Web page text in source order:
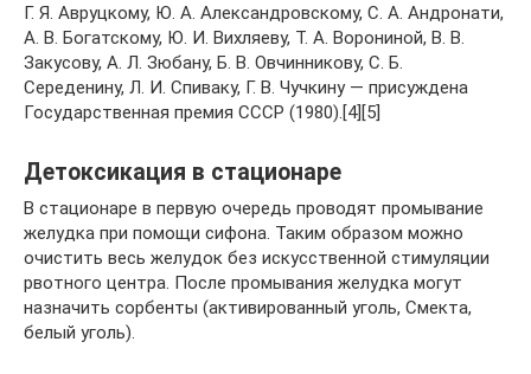
Г. Я. Авруцкому, Ю. А. Александровскому, С. А. Андронати,
А. В. Богатскому, Ю. И. Вихляеву, Т. А. Ворониной, В. В.
Закусову, А. Л. Зюбану, Б. В. Овчинникову, С. Б.
Середенину, Л. И. Спиваку, Г. В. Чучкину — присуждена
Государственная премия СССР (1980).[4][5]
Детоксикация в стационаре
В стационаре в первую очередь проводят промывание
желудка при помощи сифона. Таким образом можно
очистить весь желудок без искусственной стимуляции
рвотного центра. После промывания желудка могут
назначить сорбенты (активированный уголь, Смекта,
белый уголь).